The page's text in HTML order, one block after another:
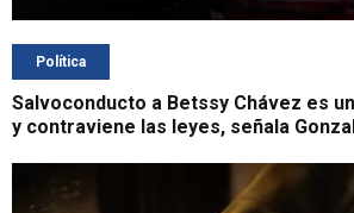
Política
Salvoconducto a Betssy Chávez es
y contraviene las leyes, señala